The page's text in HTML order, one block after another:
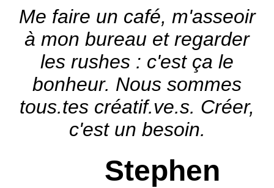
Me faire un café, m'asseoir
à mon bureau et regarder
les rushes : c'est ça le
bonheur. Nous sommes
tous.tes créatif.ve.s. Créer,
c'est un besoin.
Stephen